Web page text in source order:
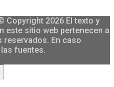
Copyright 2026 El texto y
este sitio web pertenecen a
En caso
fuentes.